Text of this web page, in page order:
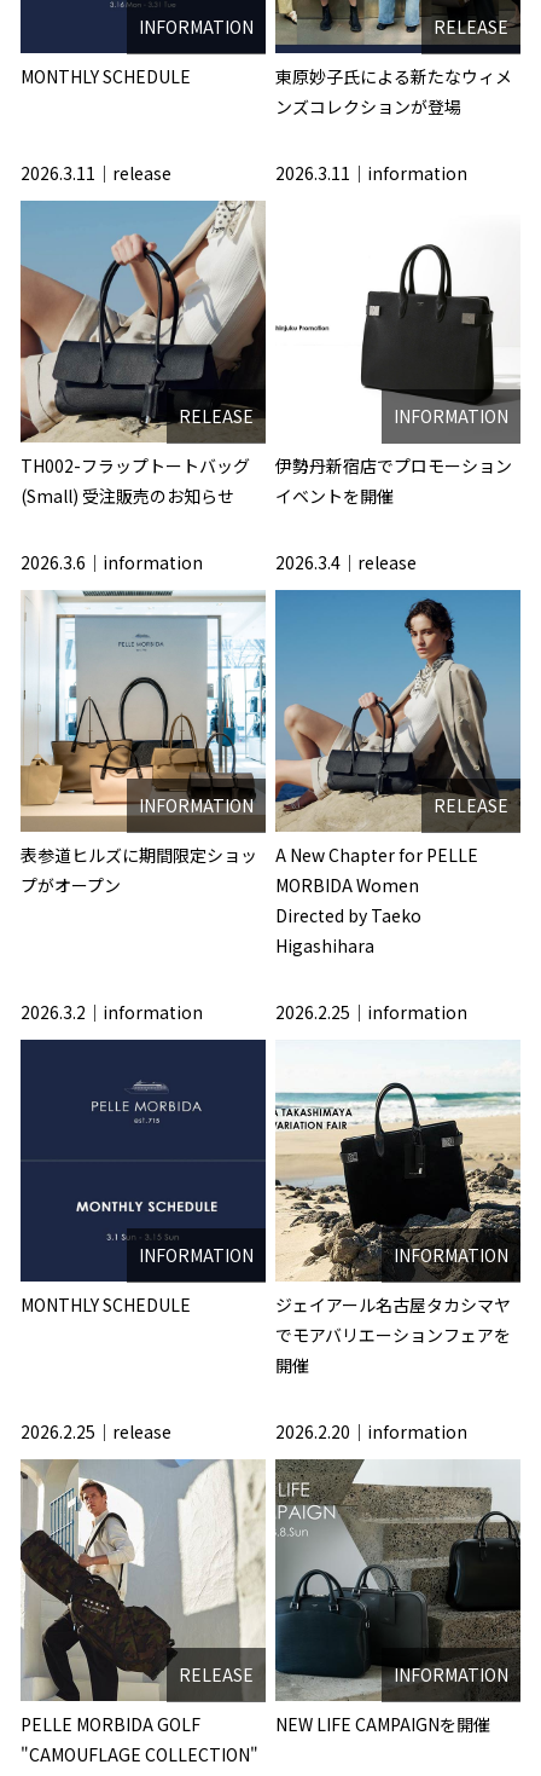
INFORMATION
MONTHLY SCHEDULE
RELEASE
東原妙子氏による新たなウィメ
ンズコレクションが登場
2026.3.11 release
RELEASE
TH002-フラップトートバッグ
(Small) 受注販売のお知らせ
2026.3.11 information
INFORMATION
伊勢丹新宿店でプロモーション
イベントを開催
2026.3.6 information
INFORMATION
表参道ヒルズに期間限定ショッ
プがオープン
2026.3.4 release
RELEASE
A New Chapter for PELLE
MORBIDA Women
Directed by Taeko
Higashihara
2026.3.2 information
INFORMATION
MONTHLY SCHEDULE
2026.2.25 information
INFORMATION
ジェイアール名古屋タカシマヤ
でモアバリエーションフェアを
開催
2026.2.25 release
RELEASE
PELLE MORBIDA GOLF
"CAMOUFLAGE COLLECTION"
2026.2.20 information
INFORMATION
NEW LIFE CAMPAIGNを開催